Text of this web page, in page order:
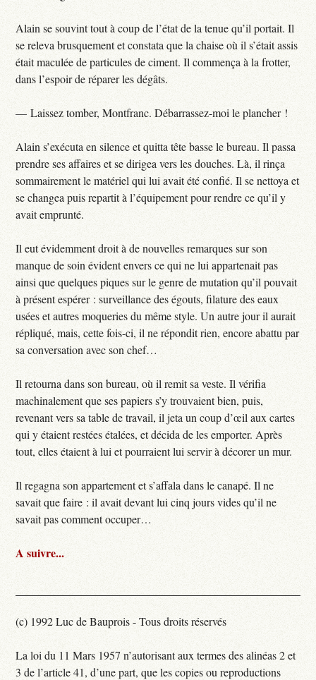
Alain se souvint tout à coup de l’état de la tenue qu’il portait. Il
se releva brusquement et constata que la chaise où il s’était assis
était maculée de particules de ciment. Il commença à la frotter,
dans l’espoir de réparer les dégâts.
— Laissez tomber, Montfranc. Débarrassez-moi le plancher !
Alain s’exécuta en silence et quitta tête basse le bureau. Il passa
prendre ses affaires et se dirigea vers les douches. Là, il rinça
sommairement le matériel qui lui avait été confié. Il se nettoya et
se changea puis repartit à l’équipement pour rendre ce qu’il y
avait emprunté.
Il eut évidemment droit à de nouvelles remarques sur son
manque de soin évident envers ce qui ne lui appartenait pas
ainsi que quelques piques sur le genre de mutation qu’il pouvait
à présent espérer : surveillance des égouts, filature des eaux
usées et autres moqueries du même style. Un autre jour il aurait
répliqué, mais, cette fois-ci, il ne répondit rien, encore abattu par
sa conversation avec son chef…
Il retourna dans son bureau, où il remit sa veste. Il vérifia
machinalement que ses papiers s’y trouvaient bien, puis,
revenant vers sa table de travail, il jeta un coup d’œil aux cartes
qui y étaient restées étalées, et décida de les emporter. Après
tout, elles étaient à lui et pourraient lui servir à décorer un mur.
Il regagna son appartement et s’affala dans le canapé. Il ne
savait que faire : il avait devant lui cinq jours vides qu’il ne
savait pas comment occuper…
A suivre...
(c) 1992 Luc de Bauprois - Tous droits réservés
La loi du 11 Mars 1957 n’autorisant aux termes des alinéas 2 et
3 de l’article 41, d’une part, que les copies ou reproductions